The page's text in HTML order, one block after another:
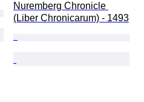
Nuremberg Chronicle
(Liber Chronicarum) - 1493